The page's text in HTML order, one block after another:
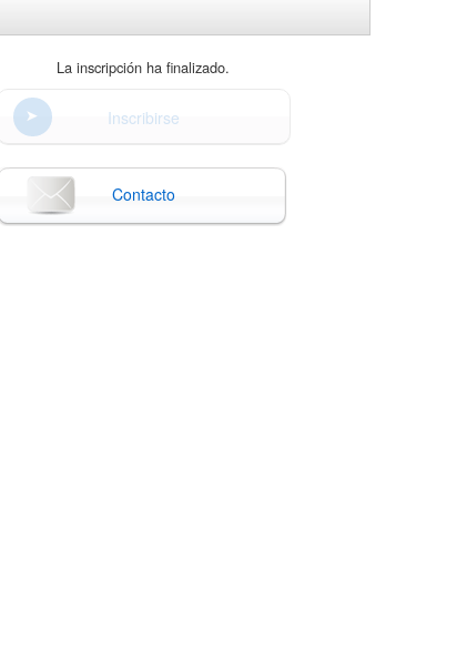
La inscripción ha finalizado.
Inscribirse
Contacto